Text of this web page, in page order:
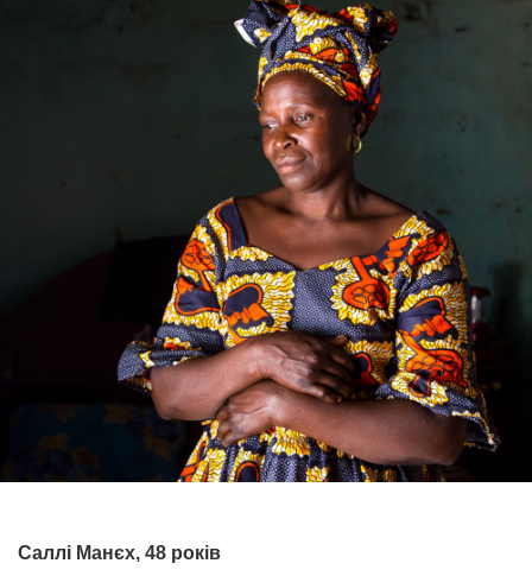
Саллі Манєх, 48 років